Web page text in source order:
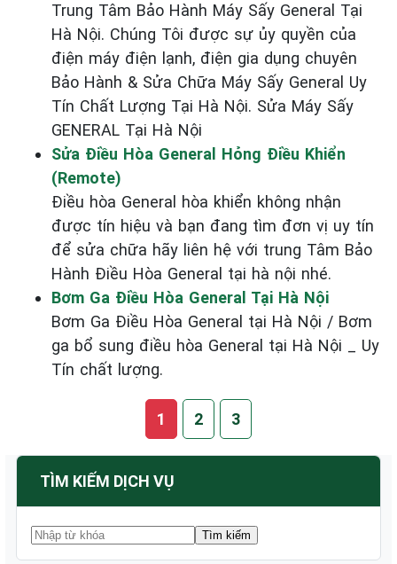
Trung Tâm Bảo Hành Máy Sấy General Tại
Hà Nội. Chúng Tôi được sự ủy quyền của
điện máy điện lạnh, điện gia dụng chuyên
Bảo Hành & Sửa Chữa Máy Sấy General Uy
Tín Chất Lượng Tại Hà Nội. Sửa Máy Sấy
GENERAL Tại Hà Nội
Sửa Điều Hòa General Hỏng Điều Khiển
(Remote)
Điều hòa General hòa khiển không nhận
được tín hiệu và bạn đang tìm đơn vị uy tín
để sửa chữa hãy liên hệ với trung Tâm Bảo
Hành Điều Hòa General tại hà nội nhé.
Bơm Ga Điều Hòa General Tại Hà Nội
Bơm Ga Điều Hòa General tại Hà Nội / Bơm
ga bổ sung điều hòa General tại Hà Nội _ Uy
Tín chất lượng.
1 2 3
TÌM KIẾM DỊCH VỤ